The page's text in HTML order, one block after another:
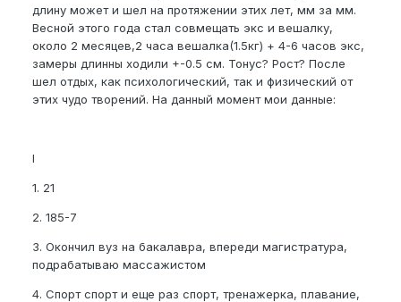
длину может и шел на протяжении этих лет, мм за мм.
Весной этого года стал совмещать экс и вешалку,
около 2 месяцев,2 часа вешалка(1.5кг) + 4-6 часов экс,
замеры длинны ходили +-0.5 см. Тонус? Рост? После
шел отдых, как психологический, так и физический от
этих чудо творений. На данный момент мои данные:
I
1. 21
2. 185-7
3. Окончил вуз на бакалавра, впереди магистратура,
подрабатываю массажистом
4. Спорт спорт и еще раз спорт, тренажерка, плавание,